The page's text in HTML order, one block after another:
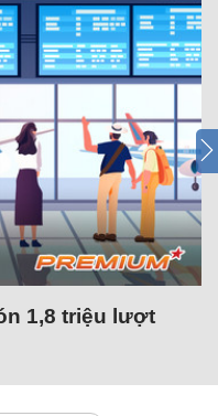
1,8 triệu lượt